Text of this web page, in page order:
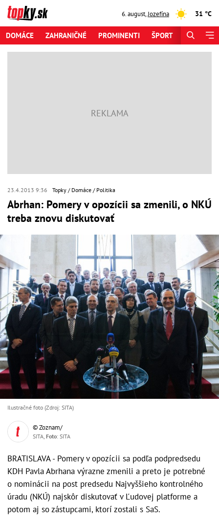
6. august,Jozefína 31 °C
DOMÁCE ZAHRANIČNÉ PROMINENTI ŠPORT
23.4.2013 9:36 Topky Domáce Politika
Abrhan: Pomery v opozícii sa zmenili, o NKÚ
treba znovu diskutovať
Ilustračné foto (Zdroj: SITA)
© Zoznam/
SITA, Foto: SITA
BRATISLAVA - Pomery v opozícii sa podľa podpredsedu
KDH Pavla Abrhana výrazne zmenili a preto je potrebné
o nominácii na post predsedu Najvyššieho kontrolného
úradu (NKÚ) najskôr diskutovať v Ľudovej platforme a
potom aj so zástupcami, ktorí zostali s SaS.